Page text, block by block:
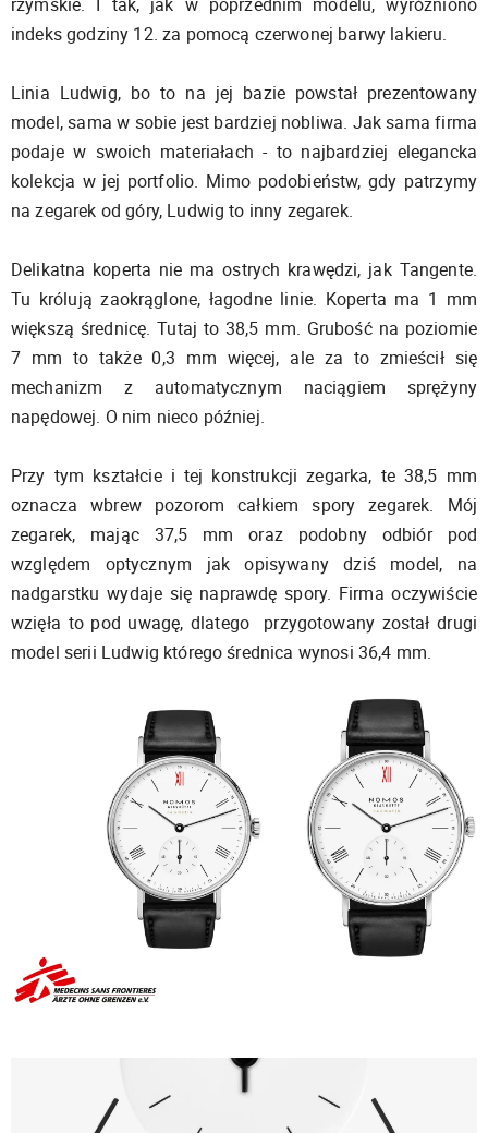
indeks godziny 12. za pomocą czerwonej barwy lakieru.
Linia Ludwig, bo to na jej bazie powstał prezentowany
model, sama w sobie jest bardziej nobliwa. Jak sama firma
podaje w swoich materiałach - to najbardziej elegancka
kolekcja w jej portfolio. Mimo podobieństw, gdy patrzymy
na zegarek od góry, Ludwig to inny zegarek.
Delikatna koperta nie ma ostrych krawędzi, jak Tangente.
Tu królują zaokrąglone, łagodne linie. Koperta ma 1 mm
większą średnicę. Tutaj to 38,5 mm. Grubość na poziomie
7 mm to także 0,3 mm więcej, ale za to zmieścił się
mechanizm z automatycznym naciągiem sprężyny
napędowej. O nim nieco później.
Przy tym kształcie i tej konstrukcji zegarka, te 38,5 mm
oznacza wbrew pozorom całkiem spory zegarek. Mój
zegarek, mając 37,5 mm oraz podobny odbiór pod
względem optycznym jak opisywany dziś model, na
nadgarstku wydaje się naprawdę spory. Firma oczywiście
wzięła to pod uwagę, dlatego przygotowany został drugi
model serii Ludwig którego średnica wynosi 36,4 mm.